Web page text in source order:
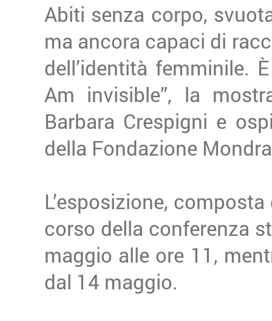
Abiti senza corpo,
ma ancora capaci di
dell’identità femminile.
Am invisible”, la
Barbara Crespigni e
della Fondazione
L’esposizione,
corso della conferenza
maggio alle ore 11,
dal 14 maggio.